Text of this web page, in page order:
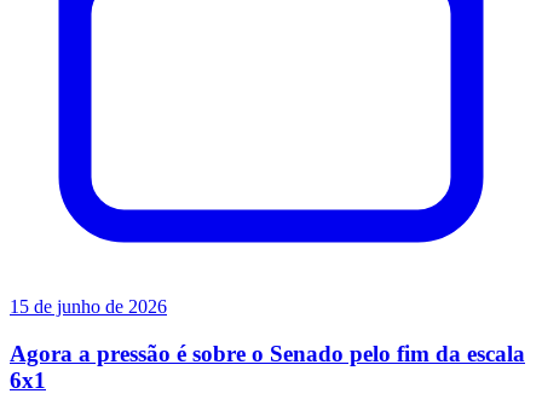
15 de junho de 2026
Agora a pressão é sobre o Senado pelo fim da escala
6x1